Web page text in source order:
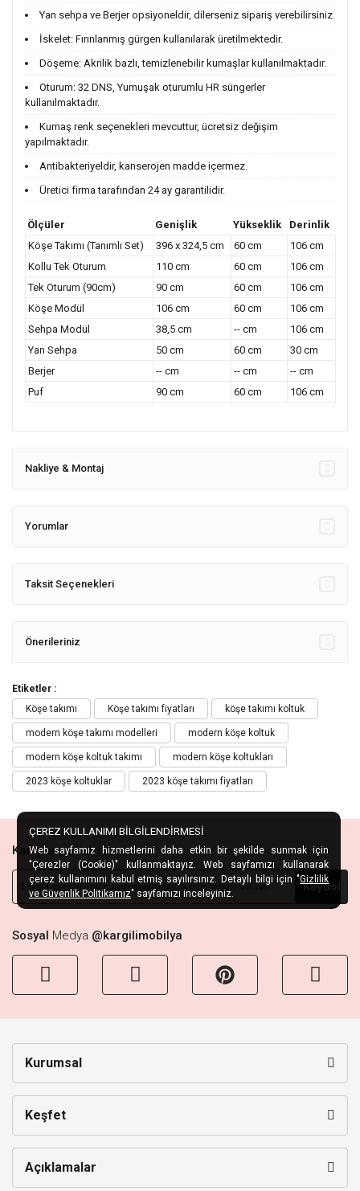
Yan sehpa ve Berjer opsiyoneldir, dilerseniz sipariş verebilirsiniz.
İskelet: Fırınlanmış gürgen kullanılarak üretilmektedir.
Döşeme: Akrilik bazlı, temizlenebilir kumaşlar kullanılmaktadır.
Oturum: 32 DNS, Yumuşak oturumlu HR süngerler
kullanılmaktadır.
Kumaş renk seçenekleri mevcuttur, ücretsiz değişim
yapılmaktadır.
Antibakteriyeldir, kanserojen madde içermez.
Üretici firma tarafından 24 ay garantilidir.
Ölçüler Genişlik Yükseklik
Derinlik
Köşe Takımı (Tanımlı Set)
396 x 324,5 cm 60 cm
106 cm
Kollu Tek Oturum
110 cm 60 cm
106 cm
Tek Oturum (90cm)
90 cm 60 cm
106 cm
Köşe Modül
106 cm 60 cm
106 cm
Sehpa Modül
38,5 cm -- cm
106 cm
Yan Sehpa
50 cm 60 cm
30 cm
Berjer
-- cm -- cm
-- cm
Puf
90 cm 60 cm 106 cm
Nakliye & Montaj
Yorumlar
Taksit Seçenekleri
Önerileriniz
Etiketler :
Köşe takımı
Köşe takımı fiyatları köşe takımı koltuk
modern köşe takımı modelleri modern köşe koltuk
modern köşe koltuk takımı modern köşe koltukları
2023 köşe koltuklar 2023 köşe takımı fiyatları
KampanyaHabercisi
Kaydol
Sosyal Medya @kargilimobilya
Kurumsal
Keşfet
Açıklamalar
ÇEREZ KULLANIMI BİLGİLENDİRMESİ
Web sayfamız hizmetlerini daha etkin bir şekilde sunmak için
"Çerezler (Cookie)" kullanmaktayız. Web sayfamızı kullanarak
çerez kullanımını kabul etmiş sayılırsınız. Detaylı bilgi için "Gizlilik
ve Güvenlik Politikamız" sayfamızı inceleyiniz.